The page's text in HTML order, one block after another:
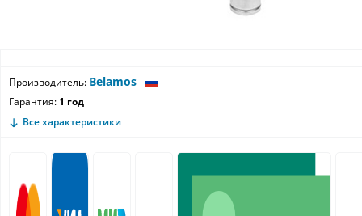
Производитель: Belamos
Гарантия: 1 год
Все характеристики